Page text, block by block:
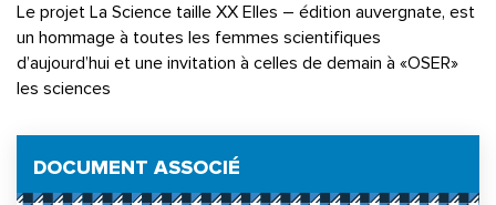
Le projet La Science taille XX Elles – édition auvergnate, est
un hommage à toutes les femmes scientifiques
d’aujourd’hui et une invitation à celles de demain à «OSER»
les sciences
DOCUMENT ASSOCIÉ